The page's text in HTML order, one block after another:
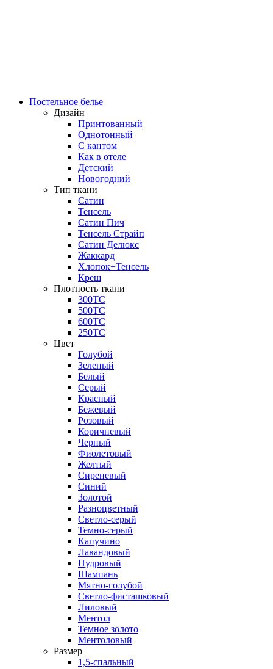
Постельное белье
Дизайн
Принтованный
Однотонный
С кантом
Как в отеле
Детский
Новогодний
Тип ткани
Сатин
Тенсель
Сатин Пич
Тенсель Страйп
Сатин Делюкс
Жаккард
Хлопок+Тенсель
Креш
Плотность ткани
300ТС
500ТС
600ТС
250ТС
Цвет
Голубой
Зеленый
Белый
Серый
Красный
Бежевый
Розовый
Коричневый
Черный
Фиолетовый
Желтый
Сиреневый
Синий
Золотой
Разноцветный
Светло-серый
Темно-серый
Капучино
Лавандовый
Пудровый
Шампань
Мятно-голубой
Светло-фисташковый
Лиловый
Ментол
Темное золото
Ментоловый
Размер
1,5-спальный